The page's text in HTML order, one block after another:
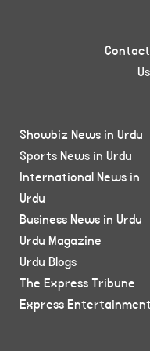
Contact
Us
Showbiz News in Urdu
Sports News in Urdu
International News in
Urdu
Business News in Urdu
Urdu Magazine
Urdu Blogs
The Express Tribune
Express Entertainment